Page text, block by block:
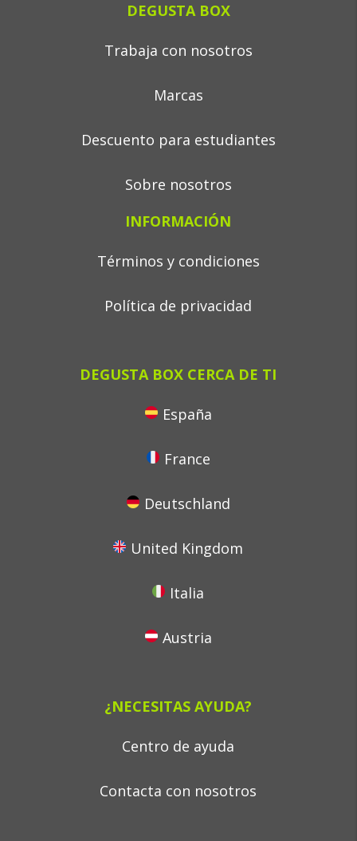
DEGUSTA BOX
Trabaja con nosotros
Marcas
Descuento para estudiantes
Sobre nosotros
INFORMACIÓN
Términos y condiciones
Política de privacidad
DEGUSTA BOX CERCA DE TI
España
France
Deutschland
United Kingdom
Italia
Austria
¿NECESITAS AYUDA?
Centro de ayuda
Contacta con nosotros